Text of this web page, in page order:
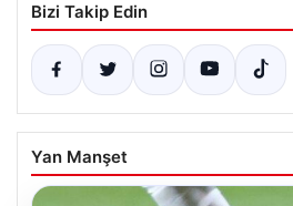
Bizi Takip Edin
Yan Manşet